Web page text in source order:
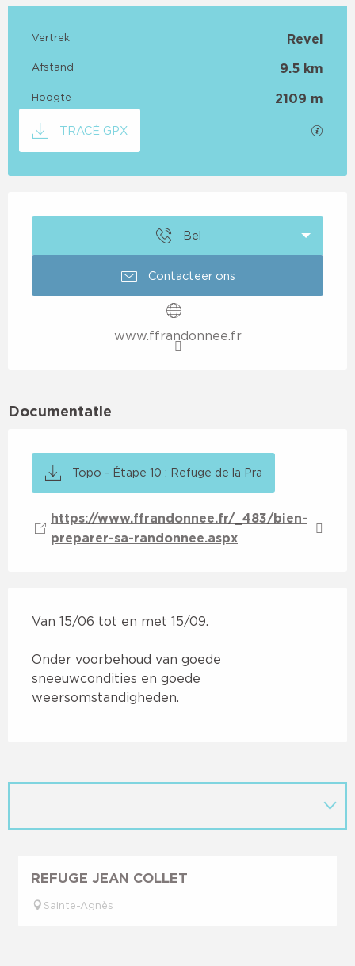
Praktische informatie
Vertrek Revel
Afstand 9.5 km
Hoogte 2109 m
TRACÉ GPX Met
Bel
Contacteer ons
www.ffrandonnee.fr
Documentatie
Topo - Étape 10 : Refuge de la Pra
https://www.ffrandonnee.fr/_483/bien-
preparer-sa-randonnee.aspx
Van 15/06 tot en met 15/09.
Onder voorbehoud van goede
sneeuwcondities en goede
weersomstandigheden.
REFUGE JEAN COLLET
Sainte-Agnès